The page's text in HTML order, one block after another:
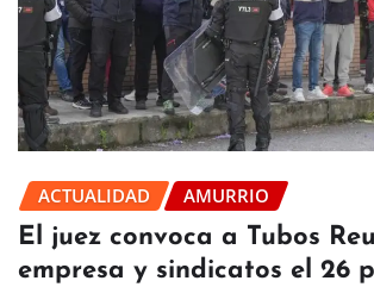
ACTUALIDAD AMURRIO
El juez convoca a Tubos
empresa y sindicatos el 26